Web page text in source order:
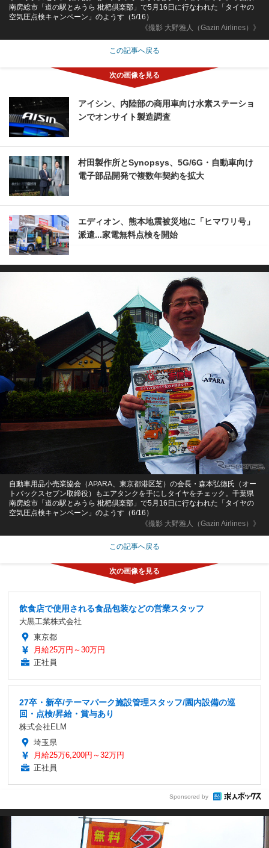
《撮影 大野雅人（Gazin Airlines）》
南房総市「道の駅とみうら 枇杷倶楽部」で5月16日に行なわれた「タイヤの
空気圧点検キャンペーン」のようす（5/16）
この記事へ戻る
アイシン、内陸部の商用車向け水素ステーショ
ンでオンサイト製造調査
村田製作所とSynopsys、5G/6G・自動車向け
電子部品開発で複数年契約を拡大
エディオン、熊本地震被災地に「ヒマワリ号」
派遣...家電無料点検を開始
《撮影 大野雅人（Gazin Airlines）》
自動車用品小売業協会（APARA、東京都港区芝）の会長・森本弘徳氏（オー
トバックスセブン取締役）もエアタンクを手にしタイヤをチェック。千葉県
南房総市「道の駅とみうら 枇杷倶楽部」で5月16日に行なわれた「タイヤの
空気圧点検キャンペーン」のようす（6/16）
この記事へ戻る
飲食店で使用される食品包装などの営業スタッフ
大黒工業株式会社
東京都
月給25万円～30万円
正社員
27卒・新卒/テーマパーク施設管理スタッフ/園内設備の巡
回・点検/昇給・賞与あり
株式会社ELM
埼玉県
月給25万6,200円～32万円
正社員
Sponsored by